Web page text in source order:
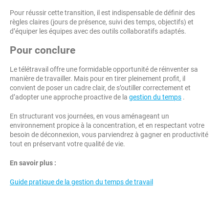
Pour réussir cette transition, il est indispensable de définir des
règles claires (jours de présence, suivi des temps, objectifs) et
d’équiper les équipes avec des outils collaboratifs adaptés.
Pour conclure
Le télétravail offre une formidable opportunité de réinventer sa
manière de travailler. Mais pour en tirer pleinement profit, il
convient de poser un cadre clair, de s’outiller correctement et
d’adopter une approche proactive de la gestion du temps .
En structurant vos journées, en vous aménageant un
environnement propice à la concentration, et en respectant votre
besoin de déconnexion, vous parviendrez à gagner en productivité
tout en préservant votre qualité de vie.
En savoir plus :
Guide pratique de la gestion du temps de travail